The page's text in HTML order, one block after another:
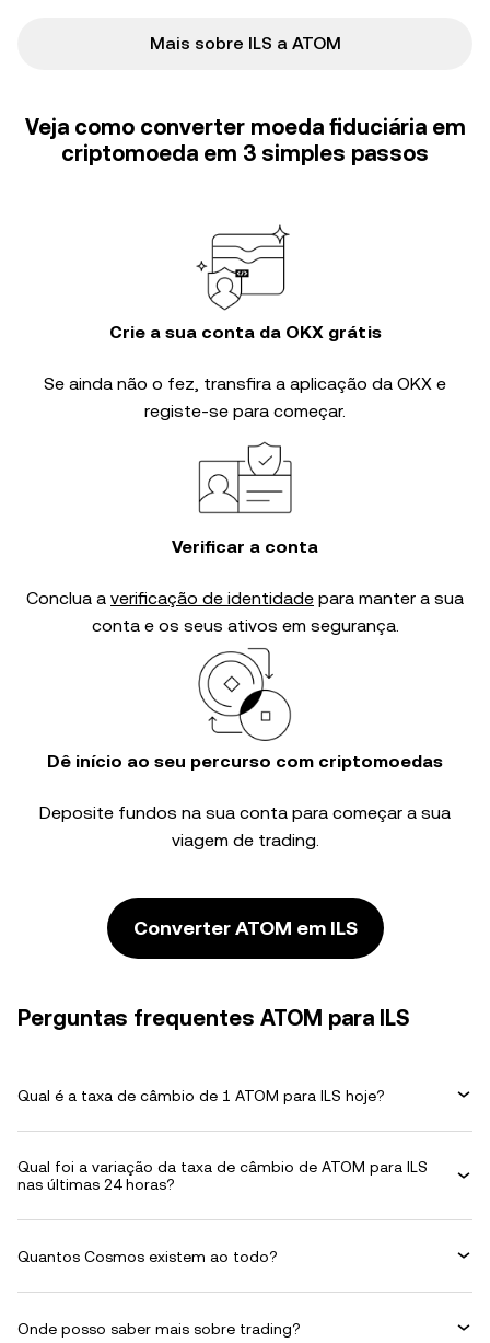
Mais sobre ILS a ATOM
Veja como converter moeda fiduciária em
criptomoeda em 3 simples passos
Crie a sua conta da OKX grátis
Se ainda não o fez, transfira a aplicação da OKX e
registe-se para começar.
Verificar a conta
Conclua a verificação de identidade para manter a sua
conta e os seus ativos em segurança.
Dê início ao seu percurso com criptomoedas
Deposite fundos na sua conta para começar a sua
viagem de trading.
Converter ATOM em ILS
Perguntas frequentes ATOM para ILS
Qual é a taxa de câmbio de 1 ATOM para ILS hoje?
Qual foi a variação da taxa de câmbio de ATOM para ILS
nas últimas 24 horas?
Quantos Cosmos existem ao todo?
Onde posso saber mais sobre trading?